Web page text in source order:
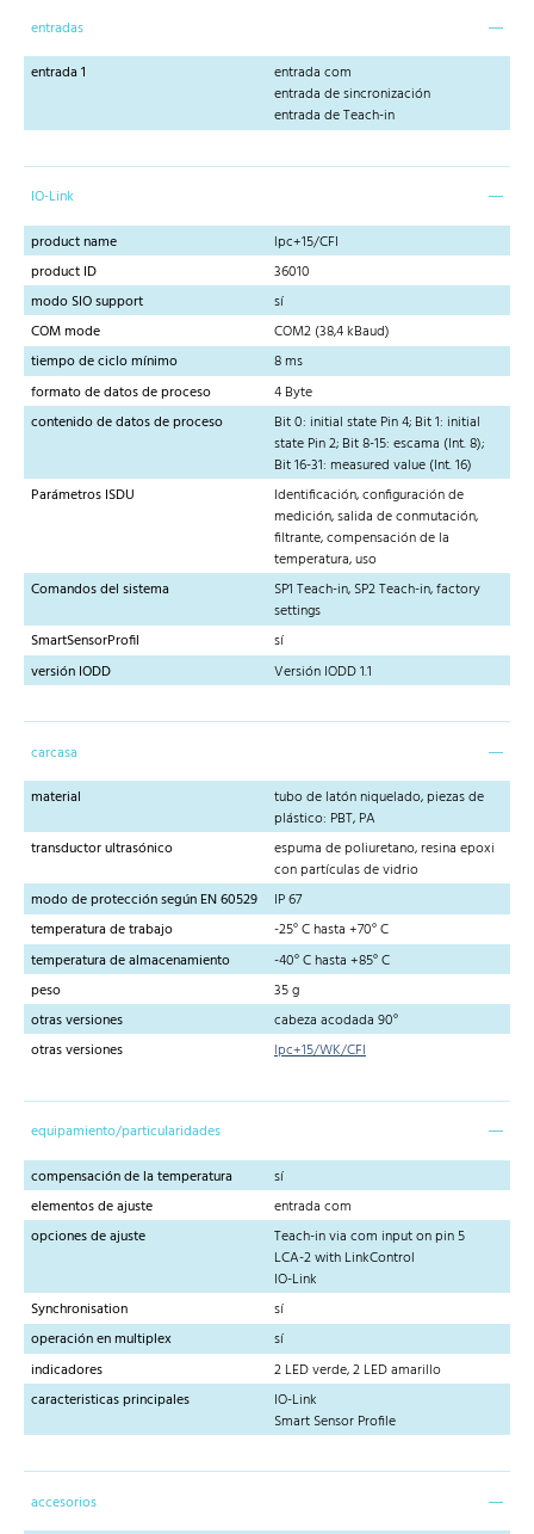
entradas
entrada 1
entrada com
entrada de sincronización
entrada de Teach-in
IO-Link
product name
lpc+15/CFI
product ID
36010
modo SIO support
sí
COM mode
COM2 (38,4 kBaud)
tiempo de ciclo mínimo
8 ms
formato de datos de proceso
4 Byte
contenido de datos de proceso
Bit 0: initial state Pin 4; Bit 1: initial
state Pin 2; Bit 8-15: escama (Int. 8);
Bit 16-31: measured value (Int. 16)
Parámetros ISDU
Identificación, configuración de
medición, salida de conmutación,
filtrante, compensación de la
temperatura, uso
Comandos del sistema
SP1 Teach-in, SP2 Teach-in, factory
settings
SmartSensorProfil
sí
versión IODD
Versión IODD 1.1
carcasa
material
tubo de latón niquelado, piezas de
plástico: PBT, PA
transductor ultrasónico
espuma de poliuretano, resina epoxi
con partículas de vidrio
modo de protección según EN 60529
IP 67
temperatura de trabajo
-25° C hasta +70° C
temperatura de almacenamiento
-40° C hasta +85° C
peso
35 g
otras versiones
cabeza acodada 90°
otras versiones
lpc+15/WK/CFI
equipamiento/particularidades
compensación de la temperatura
sí
elementos de ajuste
entrada com
opciones de ajuste
Teach-in via com input on pin 5
LCA-2 with LinkControl
IO-Link
Synchronisation
sí
operación en multiplex
sí
indicadores
2 LED verde, 2 LED amarillo
caracteristicas principales
IO-Link
Smart Sensor Profile
accesorios